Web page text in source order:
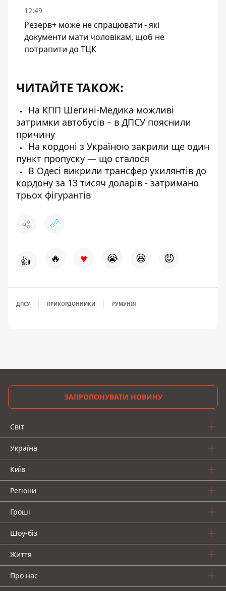
12:49
Резерв+ може не спрацювати - які
документи мати чоловікам, щоб не
потрапити до ТЦК
ЧИТАЙТЕ ТАКОЖ:
На КПП Шегині-Медика можливі
затримки автобусів – в ДПСУ пояснили
причину
На кордоні з Україною закрили ще один
пункт пропуску — що сталося
В Одесі викрили трансфер ухилянтів до
кордону за 13 тисяч доларів - затримано
трьох фігурантів
👍 🔥 ♥ 😭 😆 😡
ДПСУ ПРИКОРДОННИКИ РУМУНІЯ
ЗАПРОПОНУВАТИ НОВИНУ
Світ
Україна
Київ
Регіони
Гроші
Шоу-біз
Життя
Про нас